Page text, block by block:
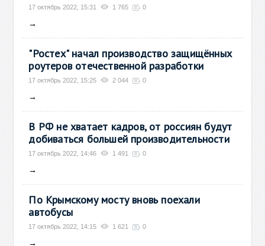
17 октябрь 2022, 15:31 1 765 0
→
"Ростех" начал производство защищённых
роутеров отечественной разработки
17 октябрь 2022, 15:25 2 044 0
→
В РФ не хватает кадров, от россиян будут
добиваться большей производительности
17 октябрь 2022, 14:46 1 491 0
→
По Крымскому мосту вновь поехали
автобусы
17 октябрь 2022, 14:15 1 621 0
→